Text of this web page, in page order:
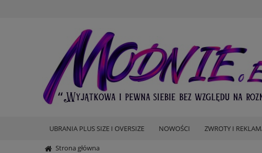
UBRANIA PLUS SIZE I OVERSIZE NOWOŚCI ZWROTY I
Strona główna